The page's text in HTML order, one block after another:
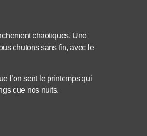
chaotiques. Une
chutons sans fin, avec le
l’on sent le printemps qui
que nos nuits.